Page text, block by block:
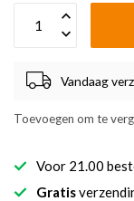
Vandaag
Toevoegen om te
Voor 21.00
Gratis